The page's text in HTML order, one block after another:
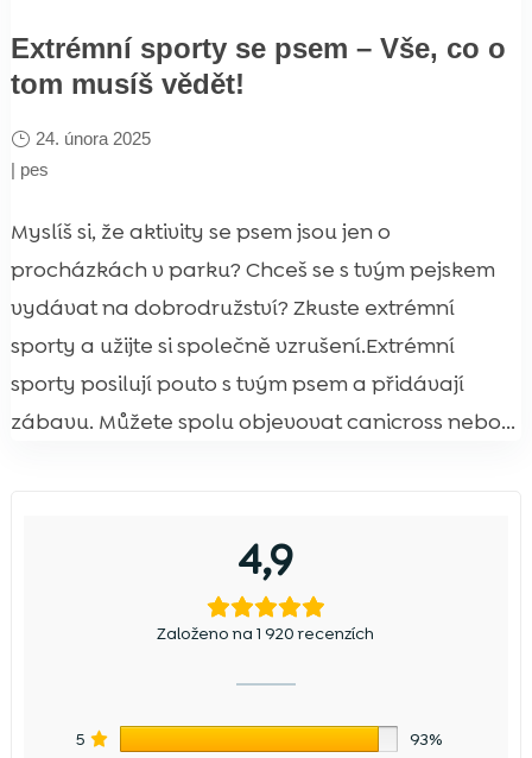
Extrémní sporty se psem – Vše, co o
tom musíš vědět!
24. února 2025
| pes
Myslíš si, že aktivity se psem jsou jen o
procházkách v parku? Chceš se s tvým pejskem
vydávat na dobrodružství? Zkuste extrémní
sporty a užijte si společně vzrušení.Extrémní
sporty posilují pouto s tvým psem a přidávají
zábavu. Můžete spolu objevovat canicross nebo...
4,9
Založeno na 1 920 recenzích
5 93%